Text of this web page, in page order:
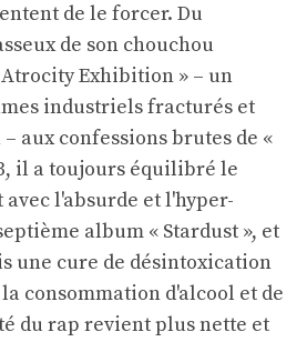
de le forcer. Du
de son chouchou
Exhibition » – un
industriels fracturés et
aux confessions brutes de «
il a toujours équilibré le
l'absurde et l'hyper-
album « Stardust », et
une cure de désintoxication
consommation d'alcool et de
du rap revient plus nette et